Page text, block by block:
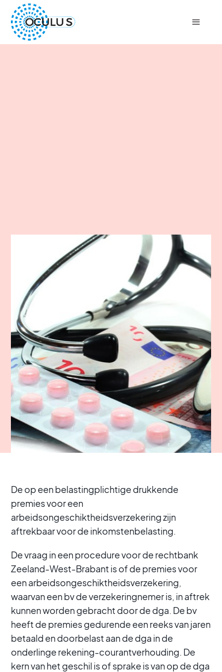
De op een belastingplichtige drukkende
premies voor een
arbeidsongeschiktheidsverzekering zijn
aftrekbaar voor de inkomstenbelasting.
De vraag in een procedure voor de rechtbank
Zeeland-West-Brabant is of de premies voor
een arbeidsongeschiktheidsverzekering,
waarvan een bv de verzekeringnemer is, in aftrek
kunnen worden gebracht door de dga. De bv
heeft de premies gedurende een reeks van jaren
betaald en doorbelast aan de dga in de
onderlinge rekening-courantverhouding. De
kern van het geschil is of sprake is van op de dga